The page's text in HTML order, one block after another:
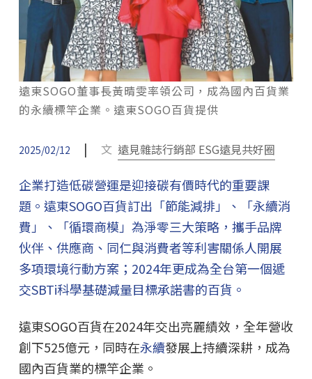
遠東SOGO董事長黃晴雯率領公司，成為國內百貨業
的永續標竿企業。遠東SOGO百貨提供
2025/02/12 | 文 遠見雜誌行銷部 ESG遠見共好圈
企業打造低碳營運是迎接碳有價時代的重要課
題。遠東SOGO百貨訂出「節能減排」、「永續消
費」、「循環商模」為淨零三大策略，攜手品牌
伙伴、供應商、同仁與消費者等利害關係人開展
多項環境行動方案；2024年更成為全台第一個遞
交SBTi科學基礎減量目標承諾書的百貨。
遠東SOGO百貨在2024年交出亮麗績效，全年營收
創下525億元，同時在永續發展上持續深耕，成為
國內百貨業的標竿企業。